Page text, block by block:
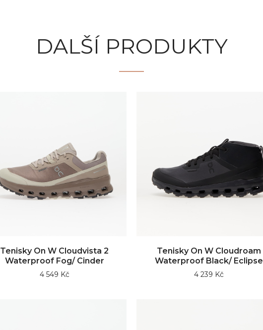
DALŠÍ PRODUKTY
Tenisky On W Cloudvista 2
Waterproof Fog/ Cinder
4 549 Kč
Tenisky On W Cloudroam
Waterproof Black/ Eclipse
4 239 Kč